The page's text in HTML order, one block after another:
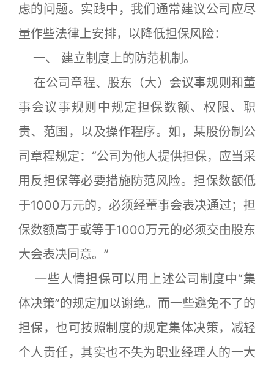
虑的问题。实践中，我们通常建议公司应尽
量作些法律上安排，以降低担保风险：
一、 建立制度上的防范机制。
在公司章程、股东（大）会议事规则和董
事会议事规则中规定担保数额、权限、职
责、范围，以及操作程序。如，某股份制公
司章程规定：“公司为他人提供担保，应当采
用反担保等必要措施防范风险。担保数额低
于1000万元的，必须经董事会表决通过；担
保数额高于或等于1000万元的必须交由股东
大会表决同意。”
一些人情担保可以用上述公司制度中“集
体决策”的规定加以谢绝。而一些避免不了的
担保，也可按照制度的规定集体决策，减轻
个人责任，其实也不失为职业经理人的一大